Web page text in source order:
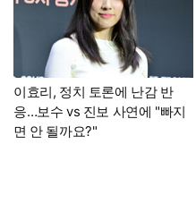
이효리, 정치 토론에 난감 반
응…보수 vs 진보 사연에 "빠지
면 안 될까요?"